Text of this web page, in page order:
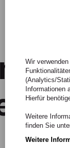
Wir
(Analytics/
Informationen
Hierfür
Weitere
finden Sie
Weitere